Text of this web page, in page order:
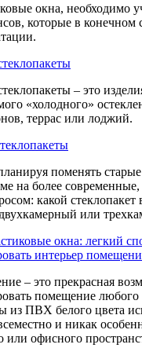
окна, необходимо
которые в конечном
– это
«холодного»
террас или лоджий.
поменять
на более современные,
какой стеклопакет
или
окна: легкий
интерьер
– это прекрасная
помещение любого
из ПВХ белого цвета
и никак
или офисного